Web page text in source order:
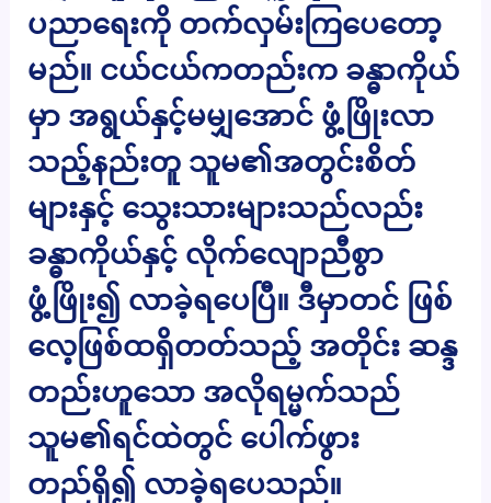
ပညာရေးကို တက်လှမ်းကြပေတော့
မည်။ ငယ်ငယ်ကတည်းက ခန္ဓာကိုယ်
မှာ အရွယ်နှင့်မမျှအောင် ဖွံ့ဖြိုးလာ
သည့်နည်းတူ သူမ၏အတွင်းစိတ်
များနှင့် သွေးသားများသည်လည်း
ခန္ဓာကိုယ်နှင့် လိုက်လျောညီစွာ
ဖွံ့ဖြိုး၍ လာခဲ့ရပေပြီ။ ဒီမှာတင် ဖြစ်
လေ့ဖြစ်ထရှိတတ်သည့် အတိုင်း ဆန္ဒ
တည်းဟူသော အလိုရမ္မက်သည်
သူမ၏ရင်ထဲတွင် ပေါက်ဖွား
တည်ရှိ၍ လာခဲ့ရပေသည်။